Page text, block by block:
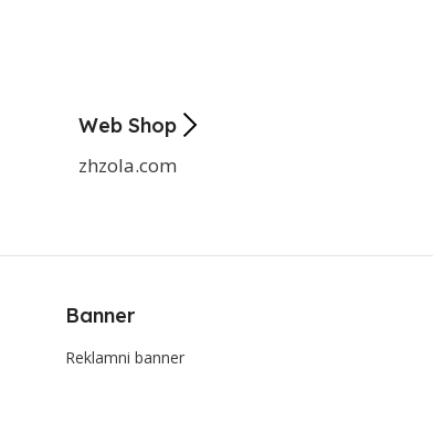
Web Shop
zhzola.com
Banner
Reklamni banner